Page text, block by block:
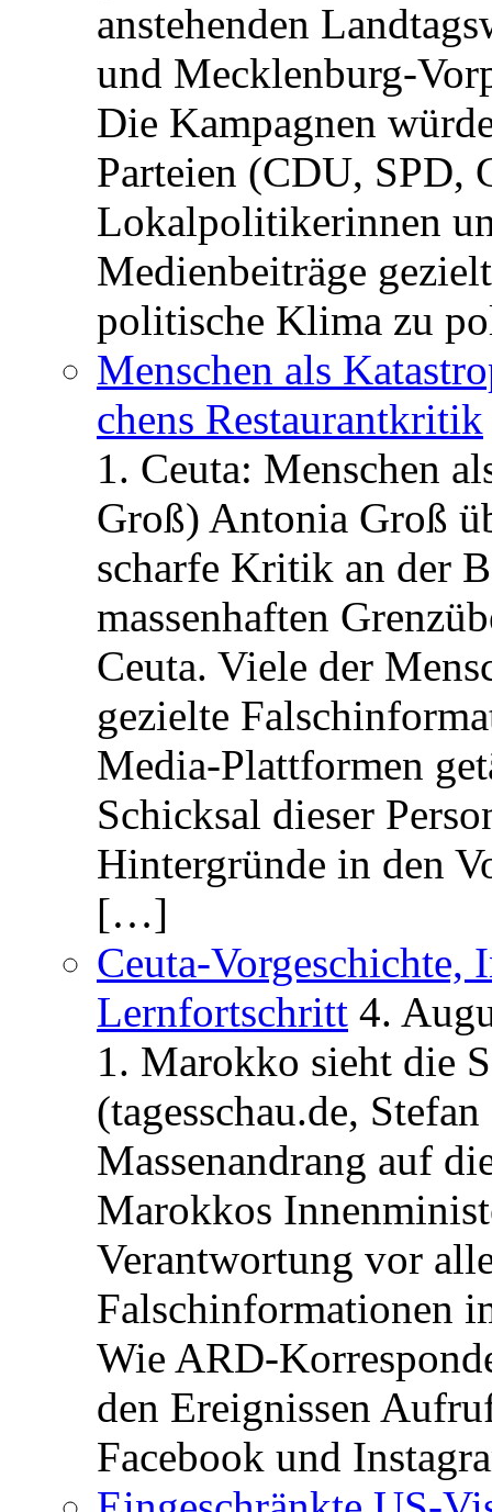
anstehenden
und Mecklenburg-
Die Kampagnen
Parteien (CDU, SPD,
Lokalpolitikerinnen
Medienbeiträge
politische Klima zu
Menschen als
chens Restau­rant­kritik
1. Ceuta: Menschen
Groß) Antonia Groß
scharfe Kritik an der
massenhaften
Ceuta. Viele der
gezielte
Media-Plattformen
Schicksal dieser
Hintergründe in den
[…]
Ceuta-Vorgeschichte,
Lernfortschritt 4.
1. Marokko sieht die
(tagesschau.de,
Massenandrang auf
Marokkos
Verantwortung vor
Falschinformationen
Wie ARD-
den Ereignissen
Facebook und